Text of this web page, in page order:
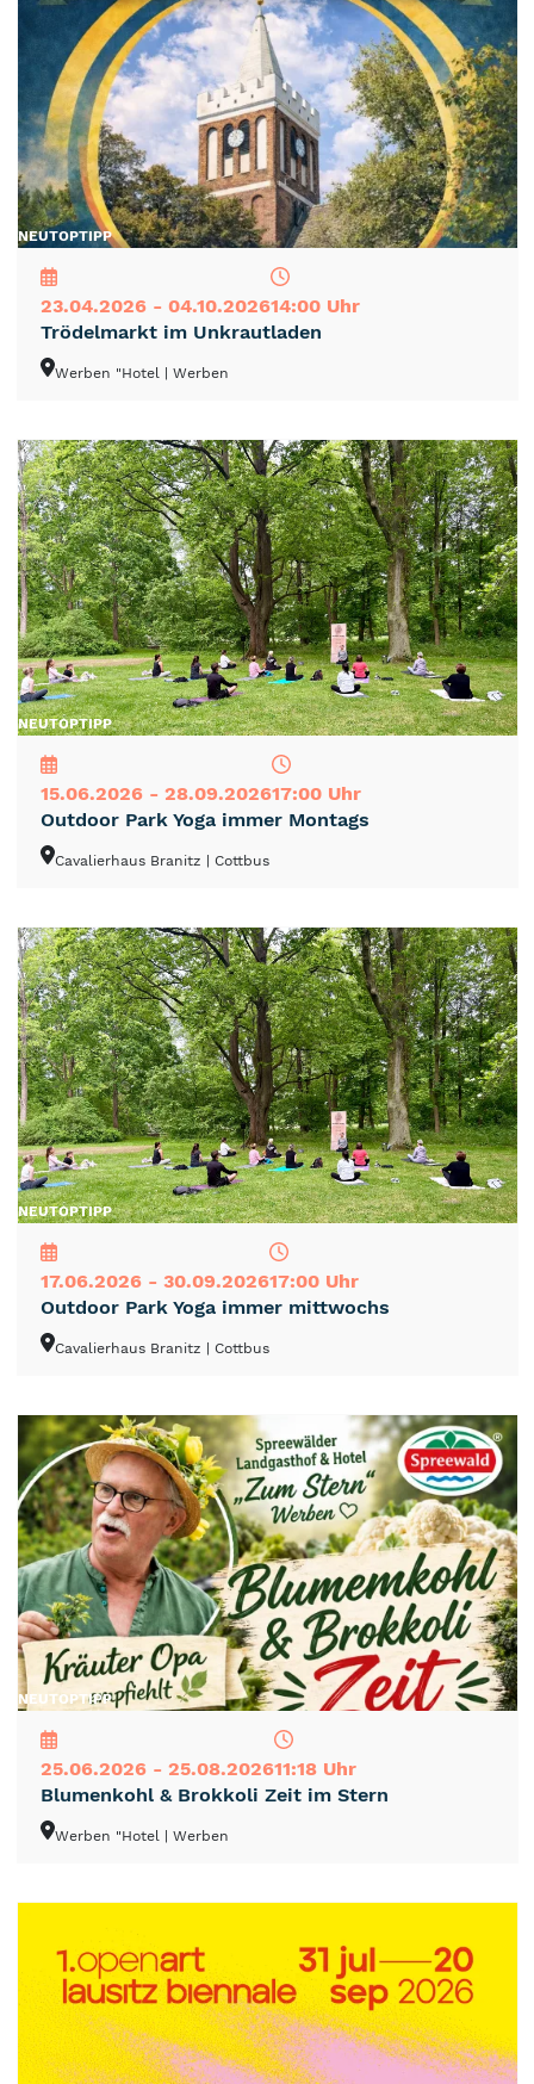
NEUTOPTIPP
23.04.2026 - 04.10.202614:00 Uhr
Trödelmarkt im Unkrautladen
Werben "Hotel | Werben
NEUTOPTIPP
15.06.2026 - 28.09.202617:00 Uhr
Outdoor Park Yoga immer Montags
Cavalierhaus Branitz | Cottbus
NEUTOPTIPP
17.06.2026 - 30.09.202617:00 Uhr
Outdoor Park Yoga immer mittwochs
Cavalierhaus Branitz | Cottbus
NEUTOPTIPP
25.06.2026 - 25.08.202611:18 Uhr
Blumenkohl & Brokkoli Zeit im Stern
Werben "Hotel | Werben